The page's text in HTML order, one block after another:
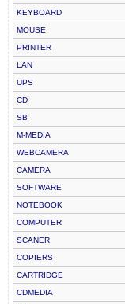
KEYBOARD
MOUSE
PRINTER
LAN
UPS
CD
SB
M-MEDIA
WEBCAMERA
CAMERA
SOFTWARE
NOTEBOOK
COMPUTER
SCANER
COPIERS
CARTRIDGE
CDMEDIA